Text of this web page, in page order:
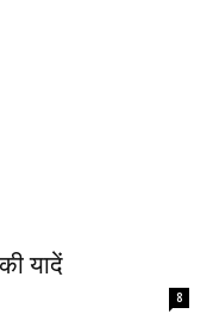
यादें
8